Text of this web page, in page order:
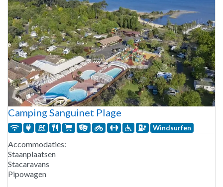
Camping Sanguinet Plage
Windsurfen
Accommodaties:
Staanplaatsen
Stacaravans
Pipowagen